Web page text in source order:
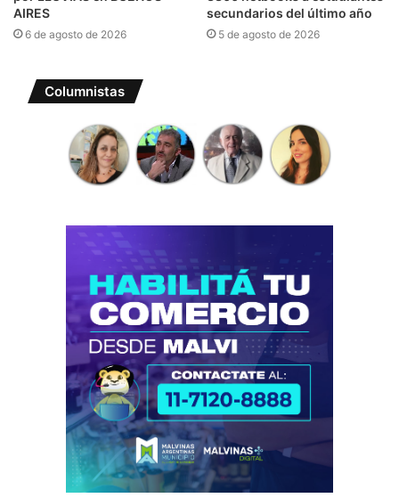
AIRES
6 de agosto de 2026
secundarios del último año
5 de agosto de 2026
Columnistas